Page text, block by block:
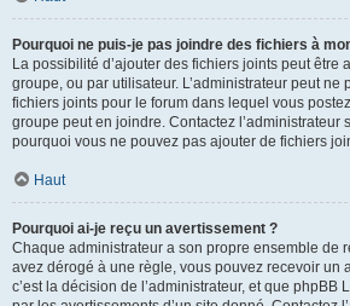
Pourquoi ne puis-je pas joindre des fichiers à
La possibilité d’ajouter des fichiers joints peut être
groupe, ou par utilisateur. L’administrateur peut ne
fichiers joints pour le forum dans lequel vous
groupe peut en joindre. Contactez l’administrateur
pourquoi vous ne pouvez pas ajouter de fichiers
Haut
Pourquoi ai-je reçu un avertissement ?
Chaque administrateur a son propre ensemble de
avez dérogé à une règle, vous pouvez recevoir un
c’est la décision de l’administrateur, et que phpBB